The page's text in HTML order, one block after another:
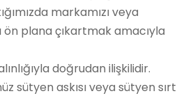
markamızı veya
ön plana çıkartmak amacıyla
doğrudan ilişkilidir.
sütyen askısı veya sütyen sırt